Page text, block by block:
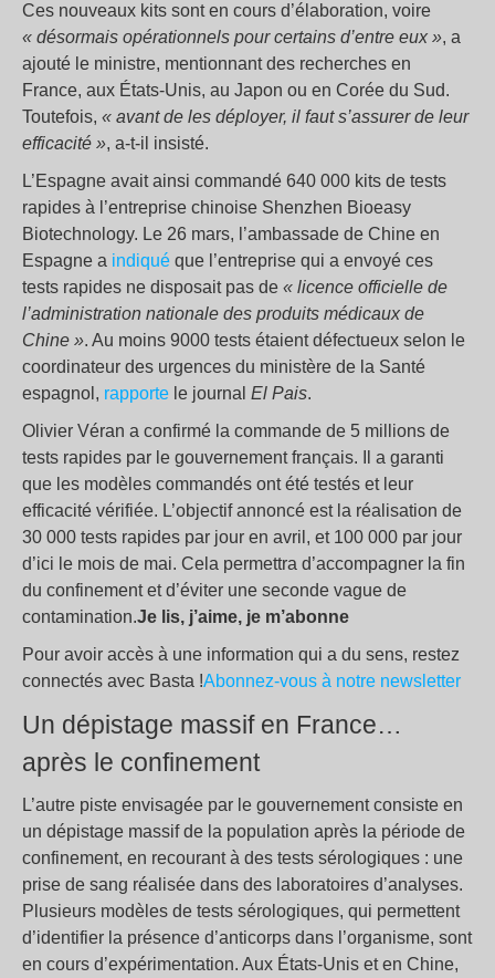
Ces nouveaux kits sont en cours d’élaboration, voire
« désormais opérationnels pour certains d’entre eux », a
ajouté le ministre, mentionnant des recherches en
France, aux États-Unis, au Japon ou en Corée du Sud.
Toutefois, « avant de les déployer, il faut s’assurer de leur
efficacité », a-t-il insisté.
L’Espagne avait ainsi commandé 640 000 kits de tests
rapides à l’entreprise chinoise Shenzhen Bioeasy
Biotechnology. Le 26 mars, l’ambassade de Chine en
Espagne a indiqué que l’entreprise qui a envoyé ces
tests rapides ne disposait pas de « licence officielle de
l’administration nationale des produits médicaux de
Chine ». Au moins 9000 tests étaient défectueux selon le
coordinateur des urgences du ministère de la Santé
espagnol, rapporte le journal El Pais.
Olivier Véran a confirmé la commande de 5 millions de
tests rapides par le gouvernement français. Il a garanti
que les modèles commandés ont été testés et leur
efficacité vérifiée. L’objectif annoncé est la réalisation de
30 000 tests rapides par jour en avril, et 100 000 par jour
d’ici le mois de mai. Cela permettra d’accompagner la fin
du confinement et d’éviter une seconde vague de
contamination.Je lis, j’aime, je m’abonne
Pour avoir accès à une information qui a du sens, restez
connectés avec Basta !Abonnez-vous à notre newsletter
Un dépistage massif en France…
après le confinement
L’autre piste envisagée par le gouvernement consiste en
un dépistage massif de la population après la période de
confinement, en recourant à des tests sérologiques : une
prise de sang réalisée dans des laboratoires d’analyses.
Plusieurs modèles de tests sérologiques, qui permettent
d’identifier la présence d’anticorps dans l’organisme, sont
en cours d’expérimentation. Aux États-Unis et en Chine,